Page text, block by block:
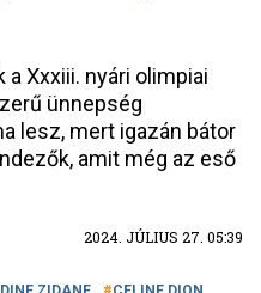
Xxxiii. nyári olimpiai
ünnepség
lesz, mert igazán bátor
amit még az eső
2024. JÚLIUS 27. 05:39